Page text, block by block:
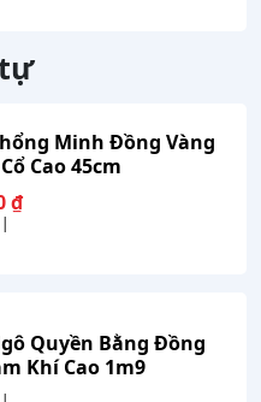
Minh Đồng Vàng
Cao 45cm
₫
Quyền Bằng Đồng
Khí Cao 1m9